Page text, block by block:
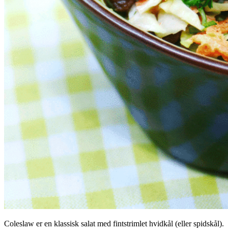
Coleslaw er en klassisk salat med fintstrimlet hvidkål (eller spidskål).